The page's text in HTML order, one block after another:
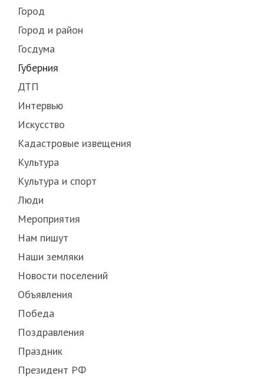
Город
Город и район
Госдума
Губерния
ДТП
Интервью
Искусство
Кадастровые извещения
Культура
Культура и спорт
Люди
Мероприятия
Нам пишут
Наши земляки
Новости поселений
Объявления
Победа
Поздравления
Праздник
Президент РФ